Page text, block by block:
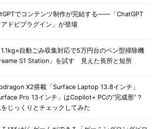
でコンテンツ制作が完結する――「ChatGPT
アドビプラグイン」が登場
自動ごみ収集対応で5万円台のペン型掃除機
S1 Station」を試す 見えた長所と短所
X2搭載「Surface Laptop 13.8インチ」
Pro 13インチ」はCopilot+ PCの“完成形”？
じっくりとチェックしてみた